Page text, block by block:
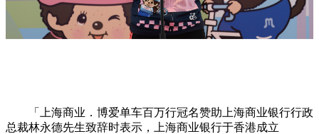
「上海商业．博爱单车百万行冠名赞助上海商业银行行政
总裁林永德先生致辞时表示，上海商业银行于香港成立